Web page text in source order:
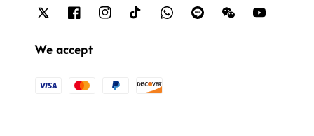
We accept